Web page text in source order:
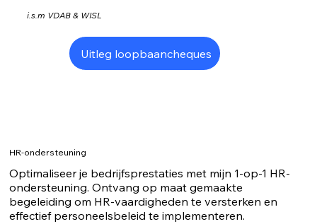
i.s.m VDAB & WISL
Uitleg loopbaancheques
Optimaliseer je bedrijfsprestaties met mijn 1-op-1 HR-
ondersteuning. Ontvang op maat gemaakte
begeleiding om HR-vaardigheden te versterken en
effectief personeelsbeleid te implementeren.
HR-ondersteuning